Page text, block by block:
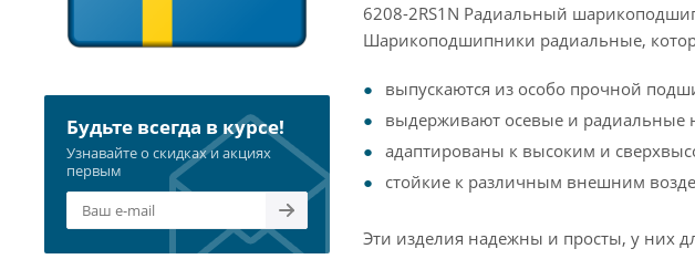
6208-2RS1N Радиальный
Шарикоподшипники радиальные,
выпускаются из особо прочной
выдерживают осевые и радиальные
адаптированы к высоким и
стойкие к различным внешним
Эти изделия надежны и просты, у них
Будьте всегда в курсе!
Узнавайте о скидках и акциях
первым